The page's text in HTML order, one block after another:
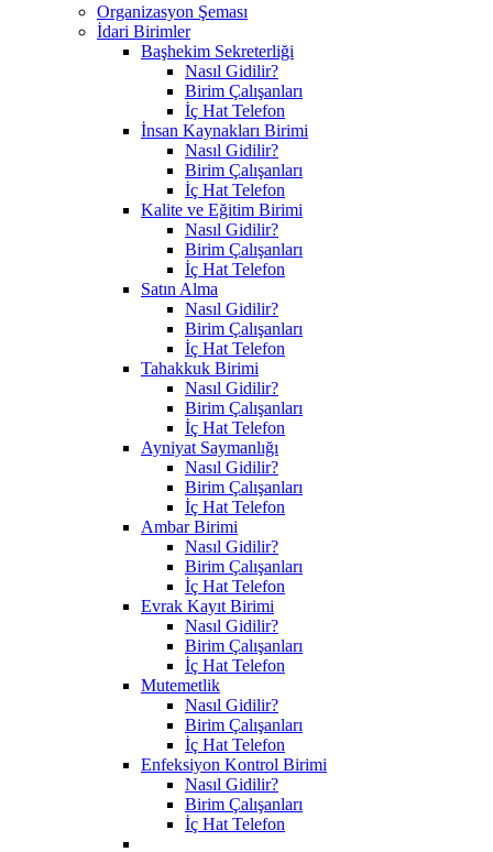
Organizasyon Şeması
İdari Birimler
Başhekim Sekreterliği
Nasıl Gidilir?
Birim Çalışanları
İç Hat Telefon
İnsan Kaynakları Birimi
Nasıl Gidilir?
Birim Çalışanları
İç Hat Telefon
Kalite ve Eğitim Birimi
Nasıl Gidilir?
Birim Çalışanları
İç Hat Telefon
Satın Alma
Nasıl Gidilir?
Birim Çalışanları
İç Hat Telefon
Tahakkuk Birimi
Nasıl Gidilir?
Birim Çalışanları
İç Hat Telefon
Ayniyat Saymanlığı
Nasıl Gidilir?
Birim Çalışanları
İç Hat Telefon
Ambar Birimi
Nasıl Gidilir?
Birim Çalışanları
İç Hat Telefon
Evrak Kayıt Birimi
Nasıl Gidilir?
Birim Çalışanları
İç Hat Telefon
Mutemetlik
Nasıl Gidilir?
Birim Çalışanları
İç Hat Telefon
Enfeksiyon Kontrol Birimi
Nasıl Gidilir?
Birim Çalışanları
İç Hat Telefon